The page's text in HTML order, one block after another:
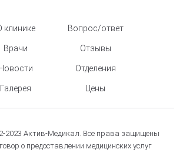
клинике
Врачи
Новости
Галерея
Вопрос/ответ
Отзывы
Отделения
Цены
2023 Актив-Медикал. Все права защищены
о предоставлении медицинских услуг